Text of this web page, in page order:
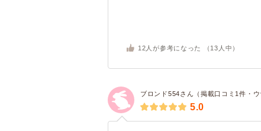
12 人が参考になった （ 13 人中）
ブロンド554さん（掲載口コミ1件・ウ
5.0